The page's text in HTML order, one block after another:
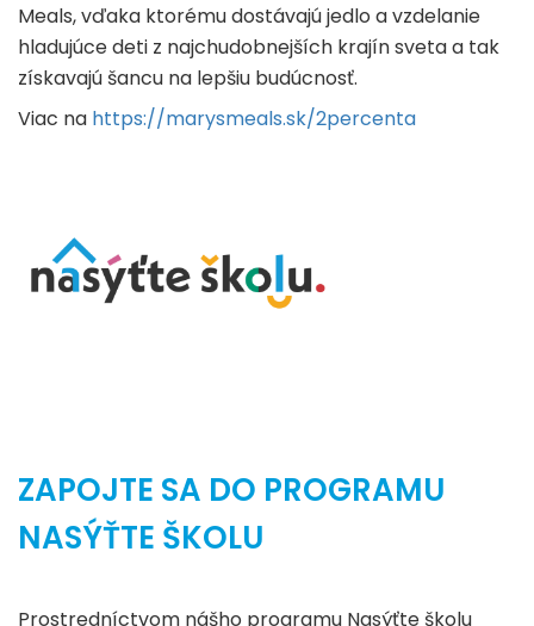
Meals, vďaka ktorému dostávajú jedlo a vzdelanie
hladujúce deti z najchudobnejších krajín sveta a tak
získavajú šancu na lepšiu budúcnosť.
Viac na https://marysmeals.sk/2percenta
ZAPOJTE SA DO PROGRAMU
NASÝŤTE ŠKOLU
Prostredníctvom nášho programu Nasýťte školu